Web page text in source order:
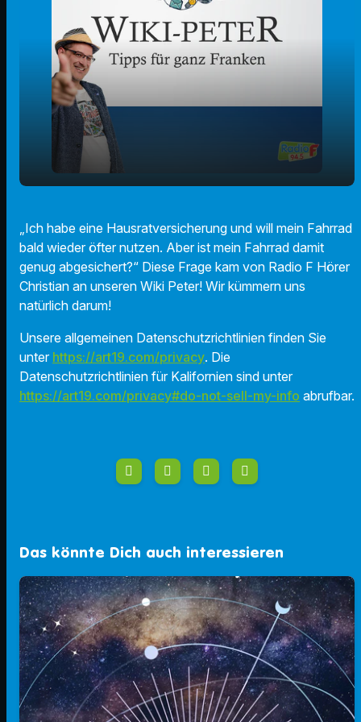
play_arrow
00:00 02:01
„Ich habe eine Hausratversicherung und will mein Fahrrad
bald wieder öfter nutzen. Aber ist mein Fahrrad damit
genug abgesichert?“ Diese Frage kam von Radio F Hörer
Christian an unseren Wiki Peter! Wir kümmern uns
natürlich darum!
Unsere allgemeinen Datenschutzrichtlinien finden Sie
unter https://art19.com/privacy. Die
Datenschutzrichtlinien für Kalifornien sind unter
https://art19.com/privacy#do-not-sell-my-info abrufbar.
Das könnte Dich auch interessieren